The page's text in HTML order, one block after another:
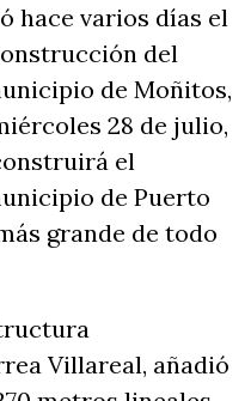
hace varios días el
del
de Moñitos,
28 de julio,
el
de Puerto
grande de todo
Villareal, añadió